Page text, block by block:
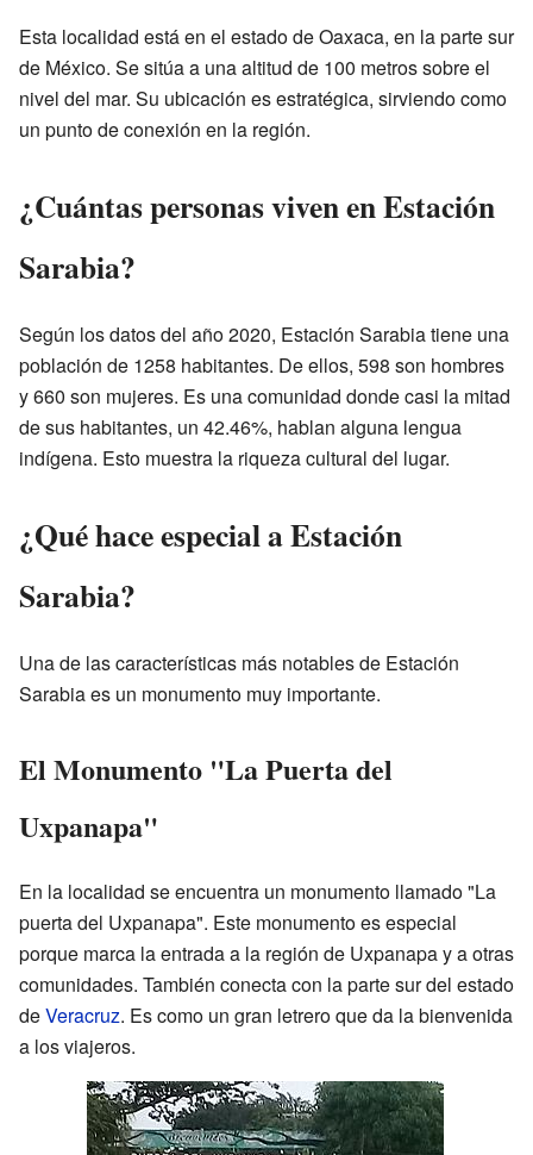
Esta localidad está en el estado de Oaxaca, en la parte sur
de México. Se sitúa a una altitud de 100 metros sobre el
nivel del mar. Su ubicación es estratégica, sirviendo como
un punto de conexión en la región.
¿Cuántas personas viven en Estación
Sarabia?
Según los datos del año 2020, Estación Sarabia tiene una
población de 1258 habitantes. De ellos, 598 son hombres
y 660 son mujeres. Es una comunidad donde casi la mitad
de sus habitantes, un 42.46%, hablan alguna lengua
indígena. Esto muestra la riqueza cultural del lugar.
¿Qué hace especial a Estación
Sarabia?
Una de las características más notables de Estación
Sarabia es un monumento muy importante.
El Monumento "La Puerta del
Uxpanapa"
En la localidad se encuentra un monumento llamado "La
puerta del Uxpanapa". Este monumento es especial
porque marca la entrada a la región de Uxpanapa y a otras
comunidades. También conecta con la parte sur del estado
deVeracruz. Es como un gran letrero que da la bienvenida
a los viajeros.